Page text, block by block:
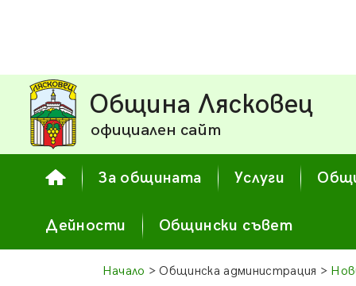
Община Лясковец
официален сайт
За общината Услуги
Дейности Общински съвет
Начало > Общинска администрация >